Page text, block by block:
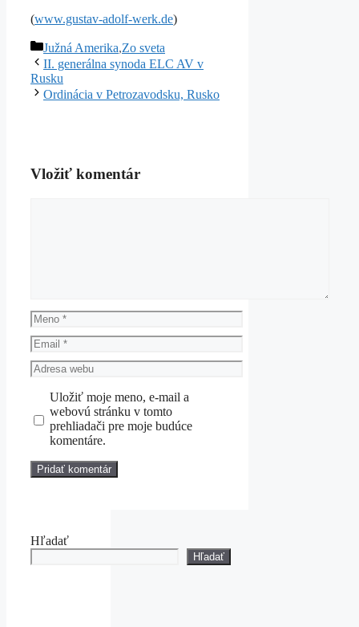
(www.gustav-adolf-werk.de)
Kategórie
Južná Amerika,Zo sveta
II. generálna synoda ELC AV v
Rusku
Ordinácia v Petrozavodsku, Rusko
Vložiť komentár
Meno
Email
Adresa
webu
Uložiť moje meno, e-mail a
webovú stránku v tomto
prehliadači pre moje budúce
komentáre.
Hľadať
Hľadať